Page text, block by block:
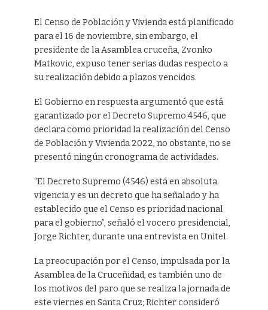
El Censo de Población y Vivienda está planificado
para el 16 de noviembre, sin embargo, el
presidente de la Asamblea cruceña, Zvonko
Matkovic, expuso tener serias dudas respecto a
su realización debido a plazos vencidos.
El Gobierno en respuesta argumentó que está
garantizado por el Decreto Supremo 4546, que
declara como prioridad la realización del Censo
de Población y Vivienda 2022, no obstante, no se
presentó ningún cronograma de actividades.
“El Decreto Supremo (4546) está en absoluta
vigencia y es un decreto que ha señalado y ha
establecido que el Censo es prioridad nacional
para el gobierno”, señaló el vocero presidencial,
Jorge Richter, durante una entrevista en Unitel.
La preocupación por el Censo, impulsada por la
Asamblea de la Cruceñidad, es también uno de
los motivos del paro que se realiza la jornada de
este viernes en Santa Cruz; Richter consideró